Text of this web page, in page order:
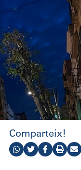
Comparteix!